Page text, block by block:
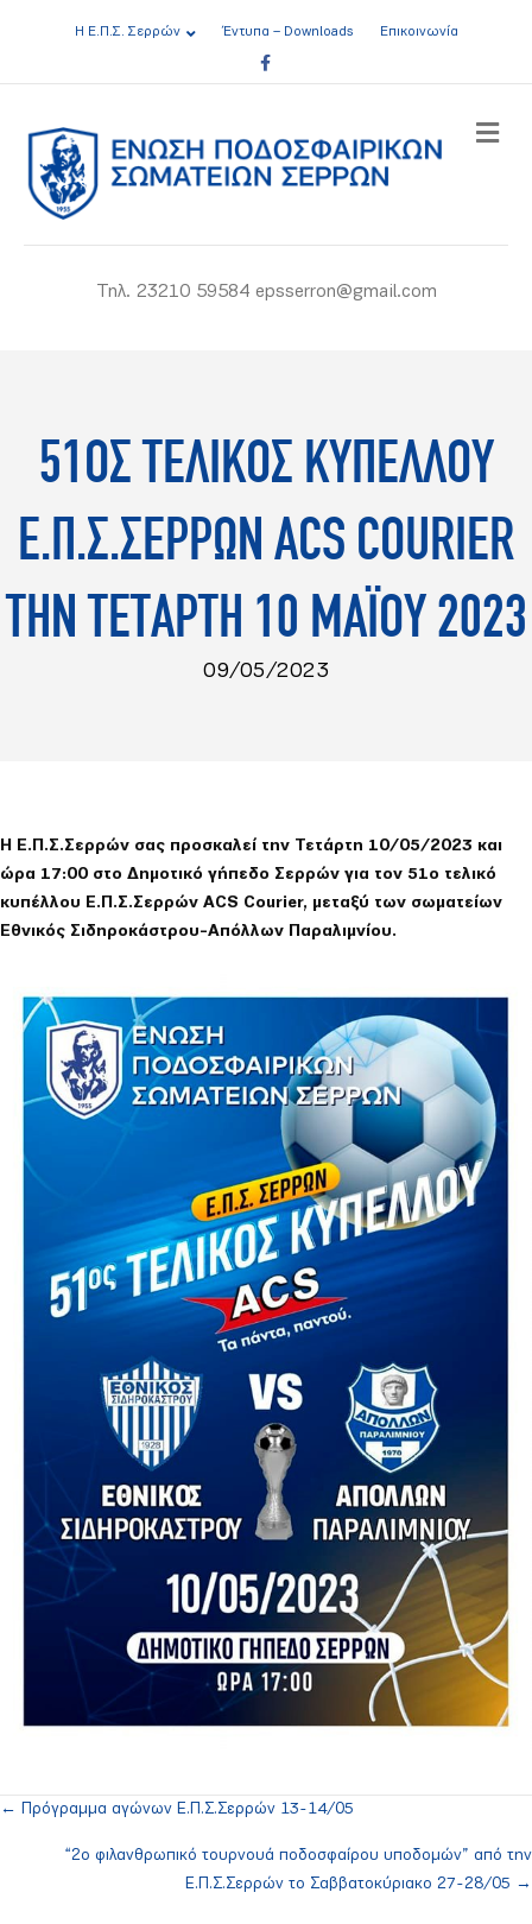
Η Ε.Π.Σ. Σερρών Έντυπα – Downloads
Επικοινωνία
Facebook
Τηλ. 23210 59584 epsserron@gmail.com
51ΟΣ ΤΕΛΙΚΟΣ ΚΥΠΕΛΛΟΥ
Ε.Π.Σ.ΣΕΡΡΩΝ ACS COURIER
ΤΗΝ ΤΕΤΑΡΤΗ 10 ΜΑΪΟΥ 2023
09/05/2023
Η Ε.Π.Σ.Σερρών σας προσκαλεί την Τετάρτη 10/05/2023 και
ώρα 17:00 στο Δημοτικό γήπεδο Σερρών για τον 51ο τελικό
κυπέλλου Ε.Π.Σ.Σερρών ACS Courier, μεταξύ των σωματείων
Εθνικός Σιδηροκάστρου-Απόλλων Παραλιμνίου.
Posts
navigation
← Πρόγραμμα αγώνων Ε.Π.Σ.Σερρών 13-14/05
“2ο φιλανθρωπικό τουρνουά ποδοσφαίρου υποδομών” από την
Ε.Π.Σ.Σερρών το Σαββατοκύριακο 27-28/05 →